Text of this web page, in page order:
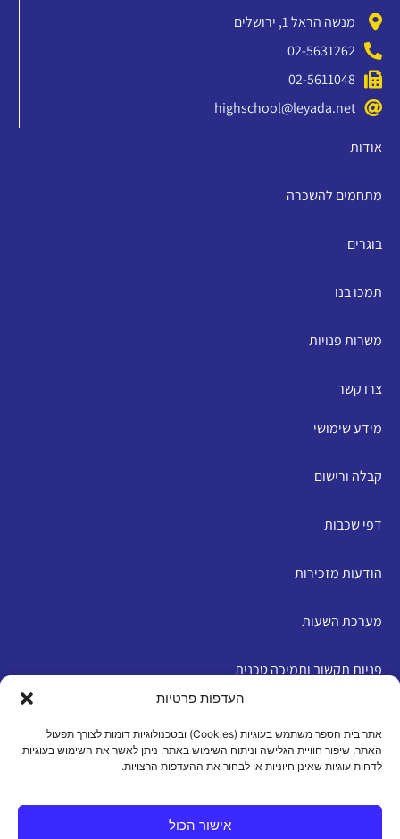
העדפות פרטיות
אתר בית הספר משתמש בעוגיות (Cookies) ובטכנולוגיות דומות לצורך תפעול
האתר, שיפור חוויית הגלישה וניתוח השימוש באתר. ניתן לאשר את השימוש בעוגיות,
לדחות עוגיות שאינן חיוניות או לבחור את ההעדפות הרצויות.
אישור הכול
מנשה הראל 1, ירושלים
02-5631262
02-5611048
highschool@leyada.net
אודות
מתחמים להשכרה
בוגרים
תמכו בנו
משרות פנויות
צרו קשר
מידע שימושי
קבלה ורישום
דפי שכבות
הודעות מזכירות
מערכת השעות
פניות תקשוב ותמיכה טכנית
מדיניות פרטיות|תנאי שימוש|הצהרת נגישות|מדיניות
עוגיות